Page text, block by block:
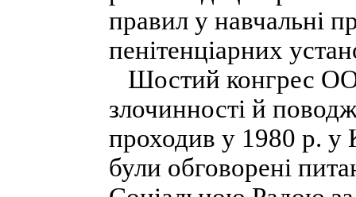
правил у навчальні
пенітенціарних
Шостий конгрес
злочинності й
проходив у 1980 р. у
були обговорені